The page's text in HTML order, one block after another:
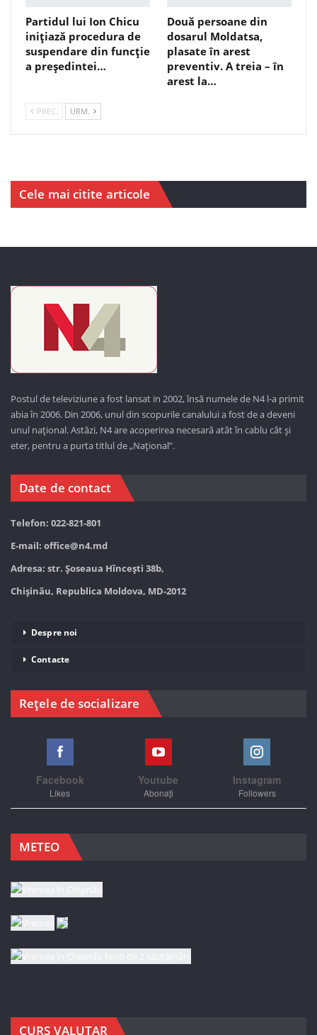
Partidul lui Ion Chicu
inițiază procedura de
suspendare din funcție
a președintei…
Două persoane din
dosarul Moldatsa,
plasate în arest
preventiv. A treia – în
arest la…
PREC. URM.
Cele mai citite articole
Postul de televiziune a fost lansat in 2002, însă numele de N4 l-a primit
abia în 2006. Din 2006, unul din scopurile canalului a fost de a deveni
unul național. Astăzi, N4 are acoperirea necesară atât în cablu cât și
eter, pentru a purta titlul de „Național”.
Date de contact
Telefon: 022-821-801
E-mail: office@n4.md
Adresa: str. Șoseaua Hînceşti 38b,
Chișinău, Republica Moldova, MD-2012
Despre noi
Contacte
Rețele de socializare
Facebook
Likes
Youtube
Abonați
Instagram
Followers
METEO
CURS VALUTAR